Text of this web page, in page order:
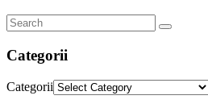
Categorii
Categorii